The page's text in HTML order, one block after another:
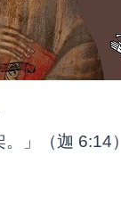
」（迦 6:14）